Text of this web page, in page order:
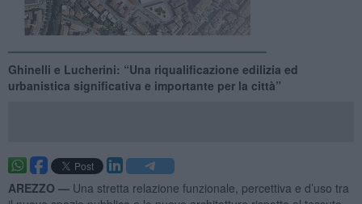
Ghinelli e Lucherini: “Una riqualificazione edilizia ed
urbanistica significativa e importante per la città”
AREZZO — Una stretta relazione funzionale, percettiva e d’uso tra